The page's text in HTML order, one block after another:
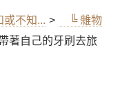
不知... >
╚ 雜物
著自己的牙刷去旅